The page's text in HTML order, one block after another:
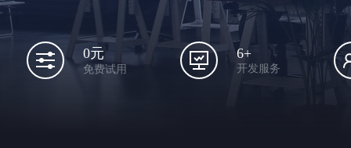
0元
免费试用
6+
开发服务